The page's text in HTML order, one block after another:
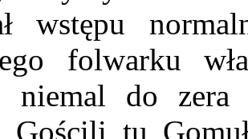
wstępu
folwarku
niemal do
Gościli tu